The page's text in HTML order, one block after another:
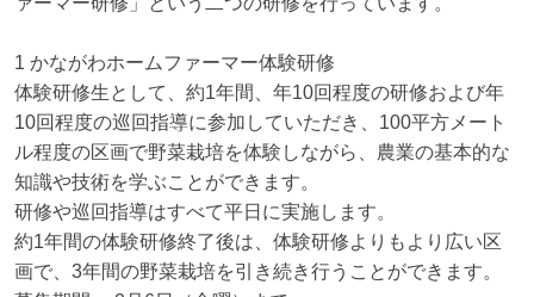
1 かながわホームファーマー体験研修
体験研修生として、約1年間、年10回程度の研修および年
10回程度の巡回指導に参加していただき、100平方メート
ル程度の区画で野菜栽培を体験しながら、農業の基本的な
知識や技術を学ぶことができます。
研修や巡回指導はすべて平日に実施します。
約1年間の体験研修終了後は、体験研修よりもより広い区
画で、3年間の野菜栽培を引き続き行うことができます。